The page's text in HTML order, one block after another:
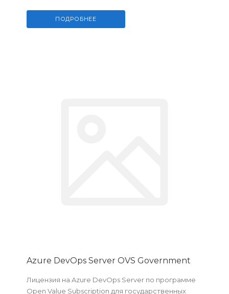
ПОДРОБНЕЕ
Azure DevOps Server OVS Government
Лицензия на Azure DevOps Server по программе
Open Value Subscription для государственных